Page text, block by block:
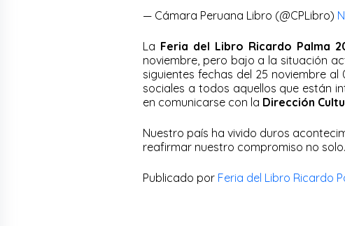
— Cámara Peruana Libro (@CPLibro)
La Feria del Libro Ricardo Palma
noviembre, pero bajo a la situación
siguientes fechas del 25 noviembre
sociales a todos aquellos que están
en comunicarse con la Dirección
Nuestro país ha vivido duros
reafirmar nuestro compromiso no
Publicado por Feria del Libro Ricardo